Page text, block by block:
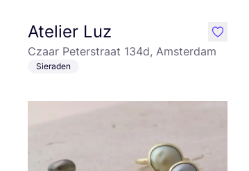
Atelier Luz
Czaar Peterstraat 134d, Amsterdam
Sieraden
like